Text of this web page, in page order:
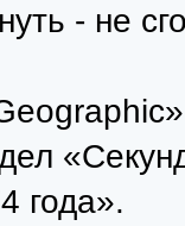
- не
года».